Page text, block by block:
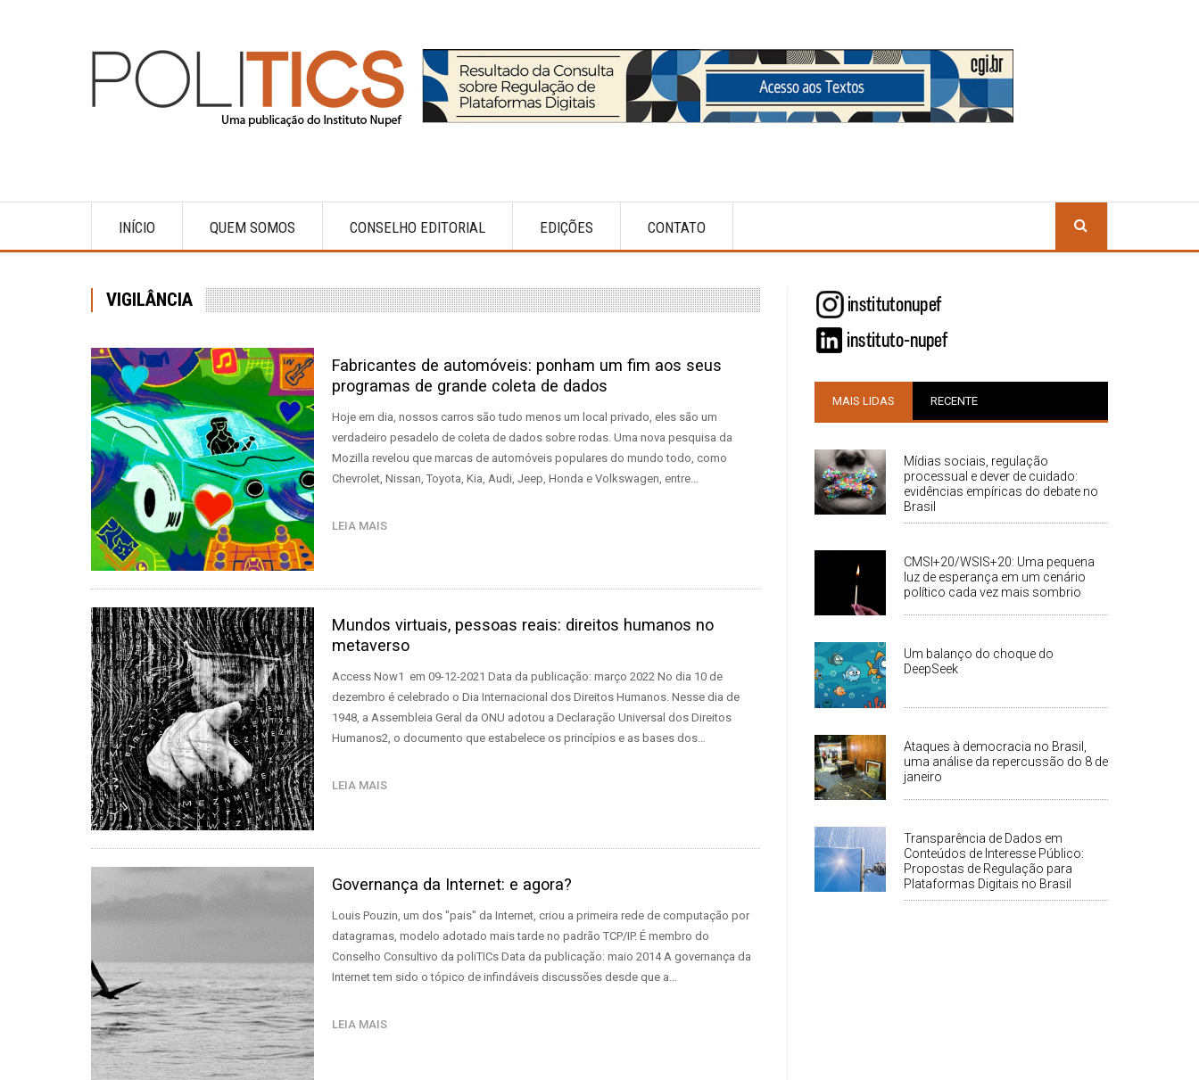
Main
navigation
INÍCIO QUEM SOMOS CONSELHO EDITORIAL EDIÇÕES CONTATO
VIGILÂNCIA
Fabricantes de automóveis: ponham um fim aos seus
programas de grande coleta de dados
Hoje em dia, nossos carros são tudo menos um local privado, eles são um
verdadeiro pesadelo de coleta de dados sobre rodas. Uma nova pesquisa da
Mozilla revelou que marcas de automóveis populares do mundo todo, como
Chevrolet, Nissan, Toyota, Kia, Audi, Jeep, Honda e Volkswagen, entre…
LEIA MAIS
Mundos virtuais, pessoas reais: direitos humanos no
metaverso
Access Now1 em 09-12-2021 Data da publicação: março 2022 No dia 10 de
dezembro é celebrado o Dia Internacional dos Direitos Humanos. Nesse dia de
1948, a Assembleia Geral da ONU adotou a Declaração Universal dos Direitos
Humanos2, o documento que estabelece os princípios e as bases dos…
LEIA MAIS
Governança da Internet: e agora?
Louis Pouzin, um dos "pais" da Internet, criou a primeira rede de computação por
datagramas, modelo adotado mais tarde no padrão TCP/IP. É membro do
Conselho Consultivo da poliTICs Data da publicação: maio 2014 A governança da
Internet tem sido o tópico de infindáveis discussões desde que a…
LEIA MAIS
MAIS LIDAS RECENTE
Mídias sociais, regulação
processual e dever de cuidado:
evidências empíricas do debate no
Brasil
CMSI+20/WSIS+20: Uma pequena
luz de esperança em um cenário
político cada vez mais sombrio
Um balanço do choque do
DeepSeek
Ataques à democracia no Brasil,
uma análise da repercussão do 8 de
janeiro
Transparência de Dados em
Conteúdos de Interesse Público:
Propostas de Regulação para
Plataformas Digitais no Brasil